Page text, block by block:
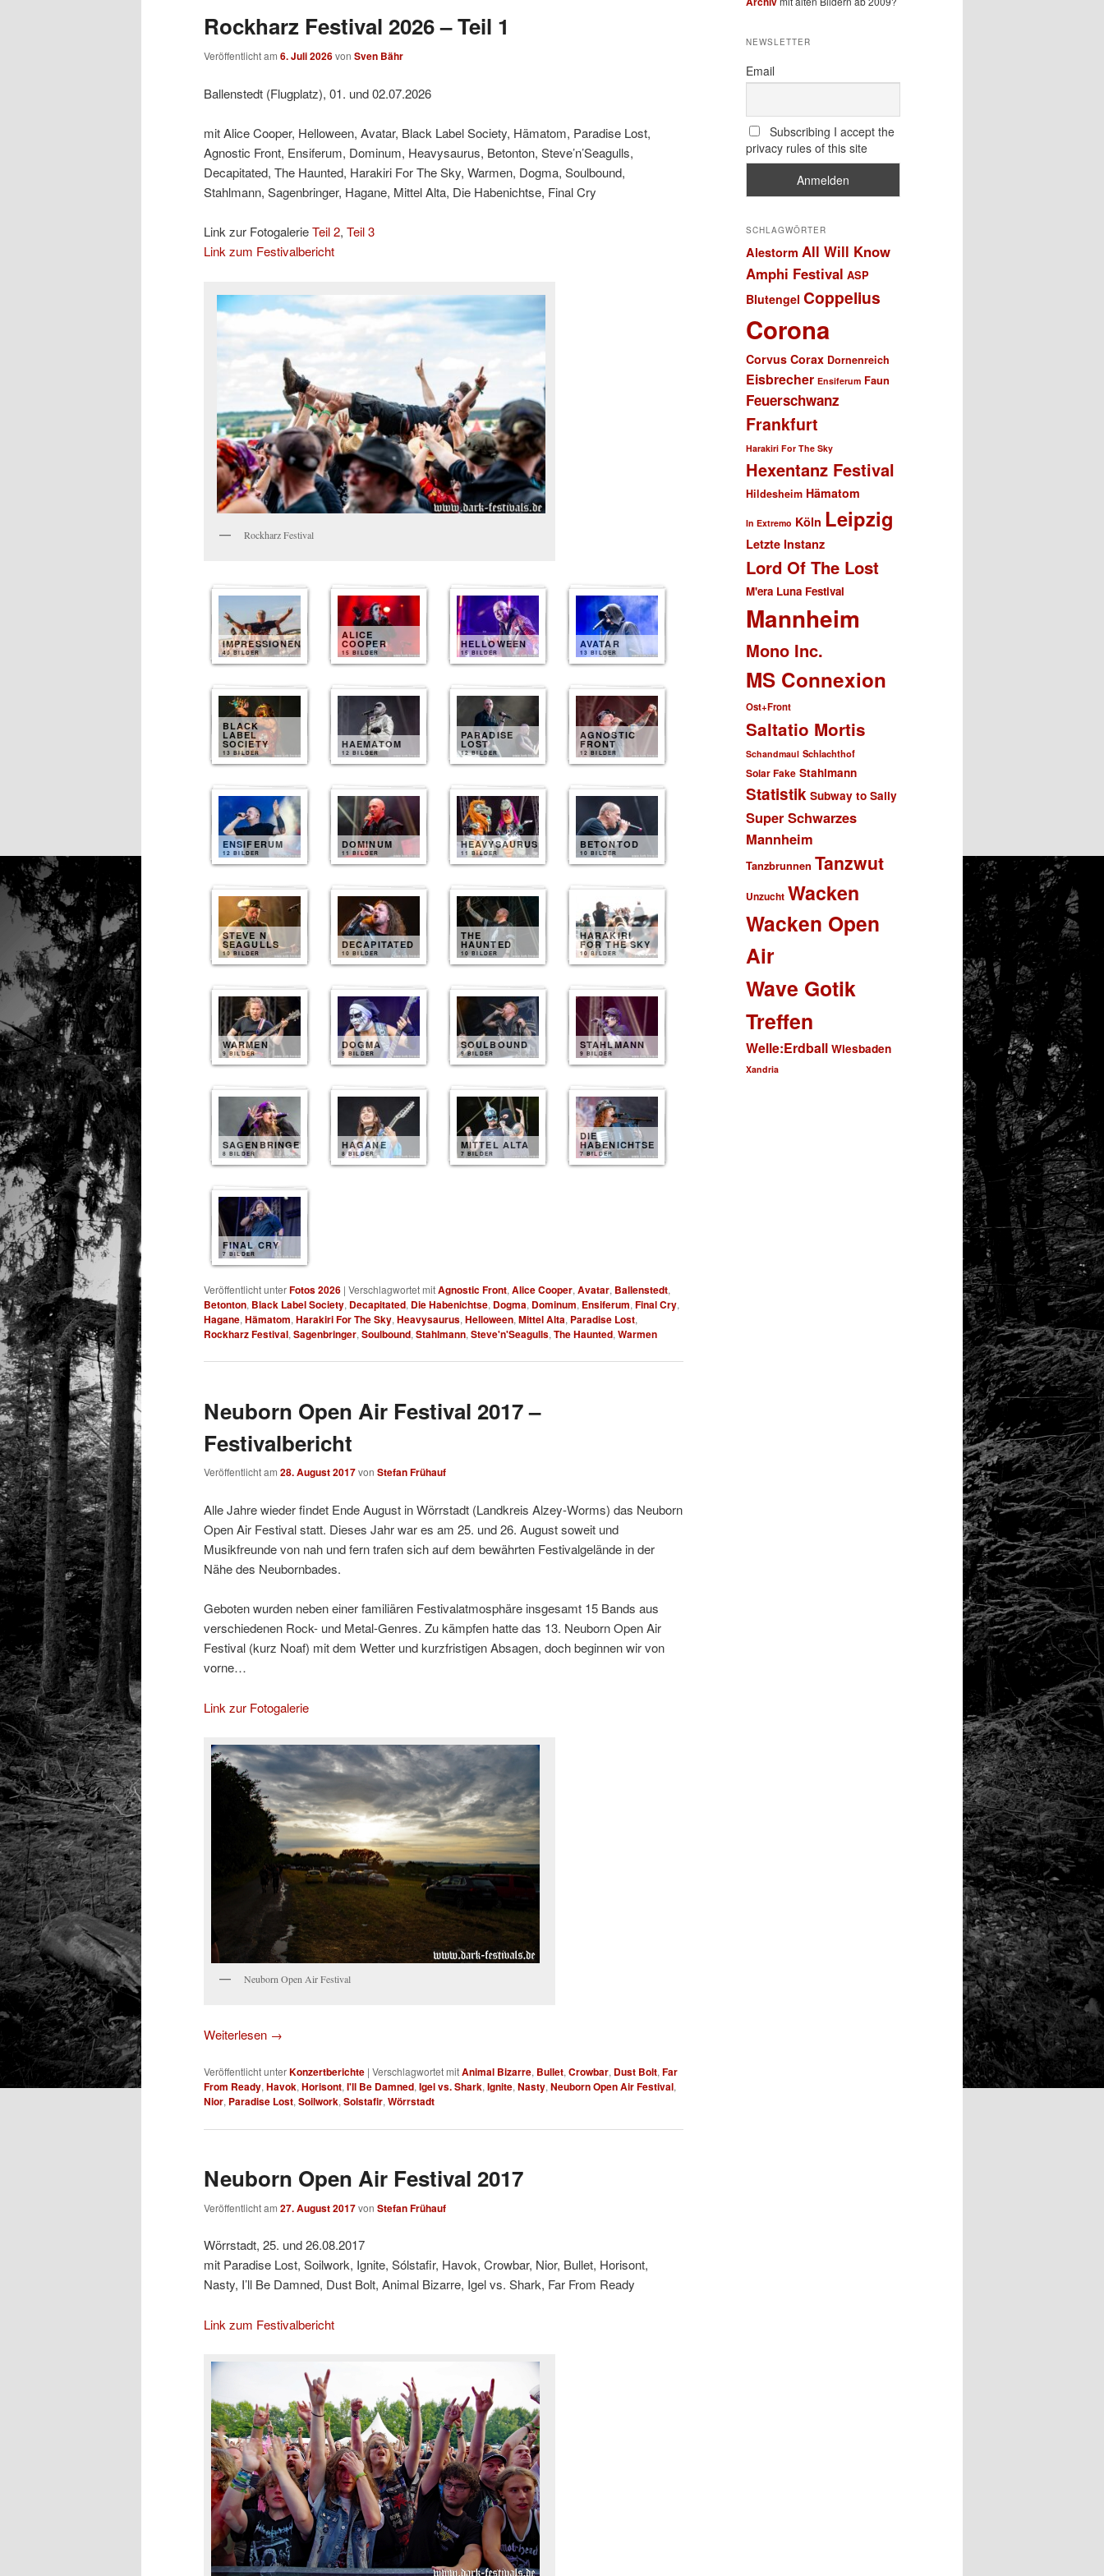
Rockharz Festival 2026 – Teil 1
Veröffentlicht am 6. Juli 2026von Sven Bähr
Ballenstedt (Flugplatz), 01. und 02.07.2026
mit Alice Cooper, Helloween, Avatar, Black Label Society, Hämatom, Paradise Lost,
Agnostic Front, Ensiferum, Dominum, Heavysaurus, Betonton, Steve’n’Seagulls,
Decapitated, The Haunted, Harakiri For The Sky, Warmen, Dogma, Soulbound,
Stahlmann, Sagenbringer, Hagane, Mittel Alta, Die Habenichtse, Final Cry
Link zur FotogalerieTeil 2, Teil 3
Link zum Festivalbericht
Rockharz Festival
IMPRESSIONEN
40 BILDER
ALICE
COOPER
15 BILDER
HELLOWEEN
15 BILDER
AVATAR
13 BILDER
BLACK
LABEL
SOCIETY
13 BILDER
HAEMATOM
12 BILDER
PARADISE
LOST
12 BILDER
AGNOSTIC
FRONT
12 BILDER
ENSIFERUM
12 BILDER
DOMINUM
11 BILDER
HEAVYSAURUS
11 BILDER
BETONTOD
10 BILDER
STEVE N
SEAGULLS
10 BILDER
DECAPITATED
10 BILDER
THE
HAUNTED
10 BILDER
HARAKIRI
FOR THE SKY
10 BILDER
WARMEN
9 BILDER
DOGMA
9 BILDER
SOULBOUND
9 BILDER
STAHLMANN
9 BILDER
SAGENBRINGER
8 BILDER
HAGANE
8 BILDER
MITTEL ALTA
7 BILDER
DIE
HABENICHTSE
7 BILDER
FINAL CRY
7 BILDER
Veröffentlicht unterFotos 2026 | Verschlagwortet mitAgnostic Front, Alice Cooper, Avatar, Ballenstedt,
Betonton, Black Label Society, Decapitated, Die Habenichtse, Dogma, Dominum, Ensiferum, Final Cry,
Hagane, Hämatom, Harakiri For The Sky, Heavysaurus, Helloween, Mittel Alta, Paradise Lost,
Rockharz Festival, Sagenbringer, Soulbound, Stahlmann, Steve'n'Seagulls, The Haunted, Warmen
Neuborn Open Air Festival 2017 –
Festivalbericht
Veröffentlicht am 28. August 2017von Stefan Frühauf
Alle Jahre wieder findet Ende August in Wörrstadt (Landkreis Alzey-Worms) das Neuborn
Open Air Festival statt. Dieses Jahr war es am 25. und 26. August soweit und
Musikfreunde von nah und fern trafen sich auf dem bewährten Festivalgelände in der
Nähe des Neubornbades.
Geboten wurden neben einer familiären Festivalatmosphäre insgesamt 15 Bands aus
verschiedenen Rock- und Metal-Genres. Zu kämpfen hatte das 13. Neuborn Open Air
Festival (kurz Noaf) mit dem Wetter und kurzfristigen Absagen, doch beginnen wir von
vorne…
Link zur Fotogalerie
Neuborn Open Air Festival
Weiterlesen →
Veröffentlicht unterKonzertberichte | Verschlagwortet mitAnimal Bizarre, Bullet, Crowbar, Dust Bolt, Far
From Ready, Havok, Horisont, I'll Be Damned, Igel vs. Shark, Ignite, Nasty, Neuborn Open Air Festival,
Nior, Paradise Lost, Soilwork, Solstafir, Wörrstadt
Neuborn Open Air Festival 2017
Veröffentlicht am 27. August 2017von Stefan Frühauf
Wörrstadt, 25. und 26.08.2017
mit Paradise Lost, Soilwork, Ignite, Sólstafir, Havok, Crowbar, Nior, Bullet, Horisont,
Nasty, I’ll Be Damned, Dust Bolt, Animal Bizarre, Igel vs. Shark, Far From Ready
Link zum Festivalbericht
NEWSLETTER
Email
Subscribing I accept the
privacy rules of this site
SCHLAGWÖRTER
Alestorm All Will Know
Amphi Festival ASP
Blutengel Coppelius
Corona
Corvus Corax Dornenreich
Eisbrecher Ensiferum Faun
Feuerschwanz
Frankfurt
Harakiri For The Sky
Hexentanz Festival
Hildesheim Hämatom
In Extremo Köln Leipzig
Letzte Instanz
Lord Of The Lost
M'era Luna Festival
Mannheim
Mono Inc.
MS Connexion
Ost+Front
Saltatio Mortis
Schandmaul Schlachthof
Solar Fake Stahlmann
Statistik Subway to Sally
Super Schwarzes
Mannheim
Tanzbrunnen Tanzwut
Unzucht Wacken
Wacken Open
Air
Wave Gotik
Treffen
Welle:Erdball Wiesbaden
Xandria